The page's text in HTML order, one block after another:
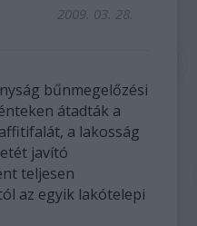
2009. 03. 28.
bűnmegelőzési
átadták a
a lakosság
javító
teljesen
az egyik lakótelepi